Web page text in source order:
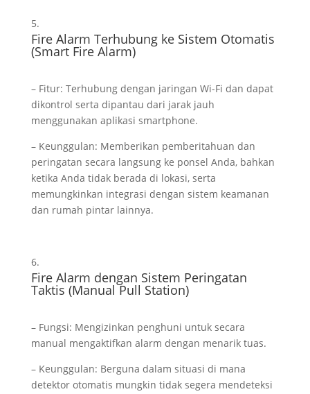
Fire Alarm Terhubung ke Sistem Otomatis
(Smart Fire Alarm)
– Fitur: Terhubung dengan jaringan Wi-Fi dan dapat
dikontrol serta dipantau dari jarak jauh
menggunakan aplikasi smartphone.
– Keunggulan: Memberikan pemberitahuan dan
peringatan secara langsung ke ponsel Anda, bahkan
ketika Anda tidak berada di lokasi, serta
memungkinkan integrasi dengan sistem keamanan
dan rumah pintar lainnya.
Fire Alarm dengan Sistem Peringatan
Taktis (Manual Pull Station)
– Fungsi: Mengizinkan penghuni untuk secara
manual mengaktifkan alarm dengan menarik tuas.
– Keunggulan: Berguna dalam situasi di mana
detektor otomatis mungkin tidak segera mendeteksi